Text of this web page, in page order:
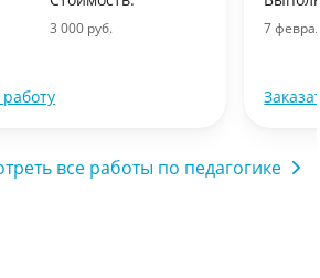
3 000 руб. 7
все работы по педагогике